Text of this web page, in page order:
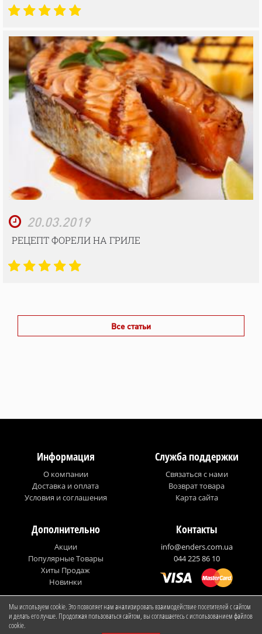
20.03.2019
РЕЦЕПТ ФОРЕЛИ НА ГРИЛЕ
Все статьи
Информация
О компании
Доставка и оплата
Условия и соглашения
Служба поддержки
Связаться с нами
Возврат товара
Карта сайта
Дополнительно
Акции
Популярные Товары
Хиты Продаж
Новинки
Контакты
info@enders.com.ua
044 225 86 10
© Enders Ukraine
Мы используем cookie. Это позволяет нам анализировать взаимодействие посетителей с сайтом
и делать его лучше. Продолжая пользоваться сайтом, вы соглашаетесь с использованием файлов
cookie.